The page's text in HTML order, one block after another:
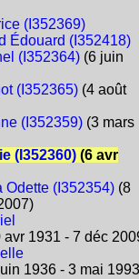
(I352369)
Édouard (I352418)
(I352364)(6 juin
(I352365)(4 août
(I352359)(3 mars
(I352360)(6 avr
Odette (I352354)(8
1931 - 7 déc
1936 - 3 mai